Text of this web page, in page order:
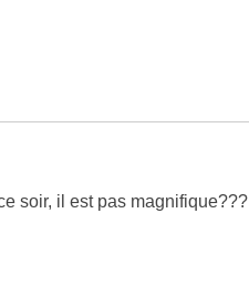
soir, il est pas magnifique???